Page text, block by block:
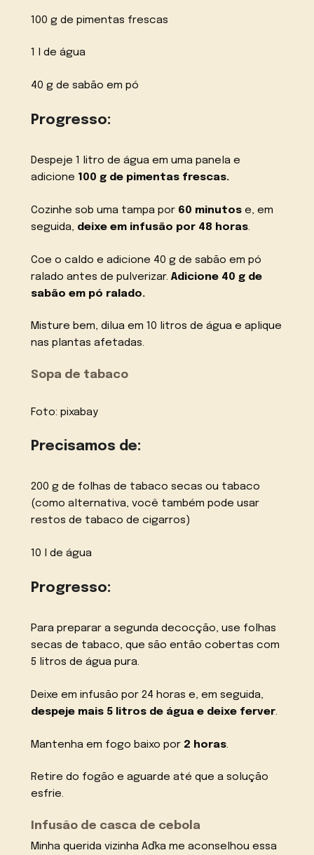
100 g de pimentas frescas
1 l de água
40 g de sabão em pó
Progresso:
Despeje 1 litro de água em uma panela e
adicione 100 g de pimentas frescas.
Cozinhe sob uma tampa por 60 minutos e, em
seguida, deixe em infusão por 48 horas.
Coe o caldo e adicione 40 g de sabão em pó
ralado antes de pulverizar.Adicione 40 g de
sabão em pó ralado.
Misture bem, dilua em 10 litros de água e aplique
nas plantas afetadas.
Sopa de tabaco
Foto: pixabay
Precisamos de:
200 g de folhas de tabaco secas ou tabaco
(como alternativa, você também pode usar
restos de tabaco de cigarros)
10 l de água
Progresso:
Para preparar a segunda decocção, use folhas
secas de tabaco, que são então cobertas com
5 litros de água pura.
Deixe em infusão por 24 horas e, em seguida,
despeje mais 5 litros de água e deixe ferver.
Mantenha em fogo baixo por 2 horas.
Retire do fogão e aguarde até que a solução
esfrie.
Infusão de casca de cebola
Minha querida vizinha Aďka me aconselhou essa